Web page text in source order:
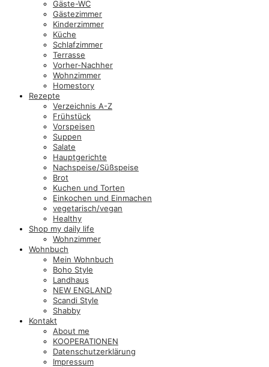
Gäste-WC
Gästezimmer
Kinderzimmer
Küche
Schlafzimmer
Terrasse
Vorher-Nachher
Wohnzimmer
Homestory
Rezepte
Verzeichnis A-Z
Frühstück
Vorspeisen
Suppen
Salate
Hauptgerichte
Nachspeise/Süßspeise
Brot
Kuchen und Torten
Einkochen und Einmachen
vegetarisch/vegan
Healthy
Shop my daily life
Wohnzimmer
Wohnbuch
Mein Wohnbuch
Boho Style
Landhaus
NEW ENGLAND
Scandi Style
Shabby
Kontakt
About me
KOOPERATIONEN
Datenschutzerklärung
Impressum